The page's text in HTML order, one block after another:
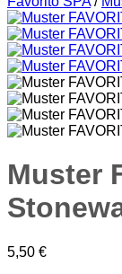
Muster
5,50 €